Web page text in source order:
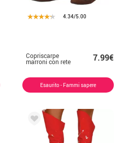
4.34/5.00
Copriscarpe
marroni con rete 7.99€
Esaurito - Fammi sapere